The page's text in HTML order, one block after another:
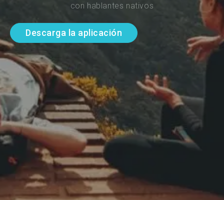
con hablantes nativos
Descarga la aplicación